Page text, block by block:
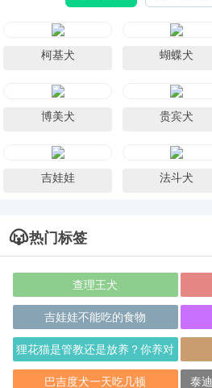
柯基犬 蝴蝶犬
博美犬 贵宾犬
吉娃娃 法斗犬
热门标签
查理王犬
吉娃娃不能吃的食物
狸花猫是管教还是放养？你养对
了吗？
巴吉度犬一天吃几顿 泰